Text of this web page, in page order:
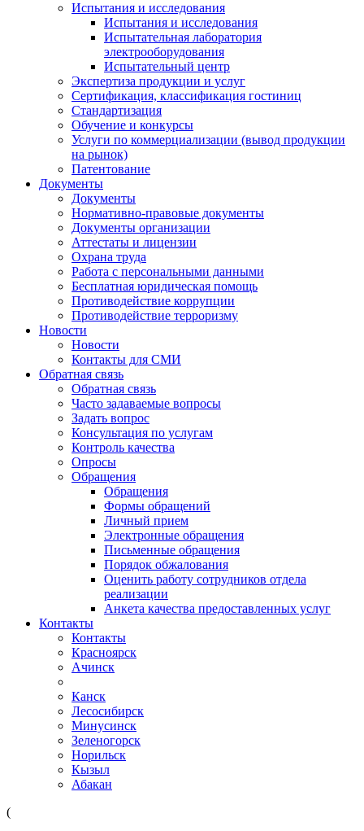
Испытания и исследования
Испытания и исследования
Испытательная лаборатория
электрооборудования
Испытательный центр
Экспертиза продукции и услуг
Сертификация, классификация гостиниц
Стандартизация
Обучение и конкурсы
Услуги по коммерциализации (вывод продукции
на рынок)
Патентование
Документы
Документы
Нормативно-правовые документы
Документы организации
Аттестаты и лицензии
Охрана труда
Работа с персональными данными
Бесплатная юридическая помощь
Противодействие коррупции
Противодействие терроризму
Новости
Новости
Контакты для СМИ
Обратная связь
Обратная связь
Часто задаваемые вопросы
Задать вопрос
Консультация по услугам
Контроль качества
Опросы
Обращения
Обращения
Формы обращений
Личный прием
Электронные обращения
Письменные обращения
Порядок обжалования
Оценить работу сотрудников отдела
реализации
Анкета качества предоставленных услуг
Контакты
Контакты
Красноярск
Ачинск
Канск
Лесосибирск
Минусинск
Зеленогорск
Норильск
Кызыл
Абакан
(